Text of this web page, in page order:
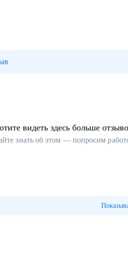
видеть здесь больше
знать об этом — попросим